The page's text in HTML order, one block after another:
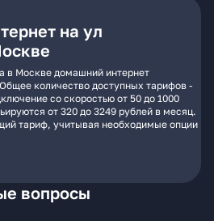
на ул
в Москве домашний интернет
количество доступных тарифов -
со скоростью от 50 до 1000
от 320 до 3249 рублей в месяц.
тариф, учитывая необходимые опции
вопросы